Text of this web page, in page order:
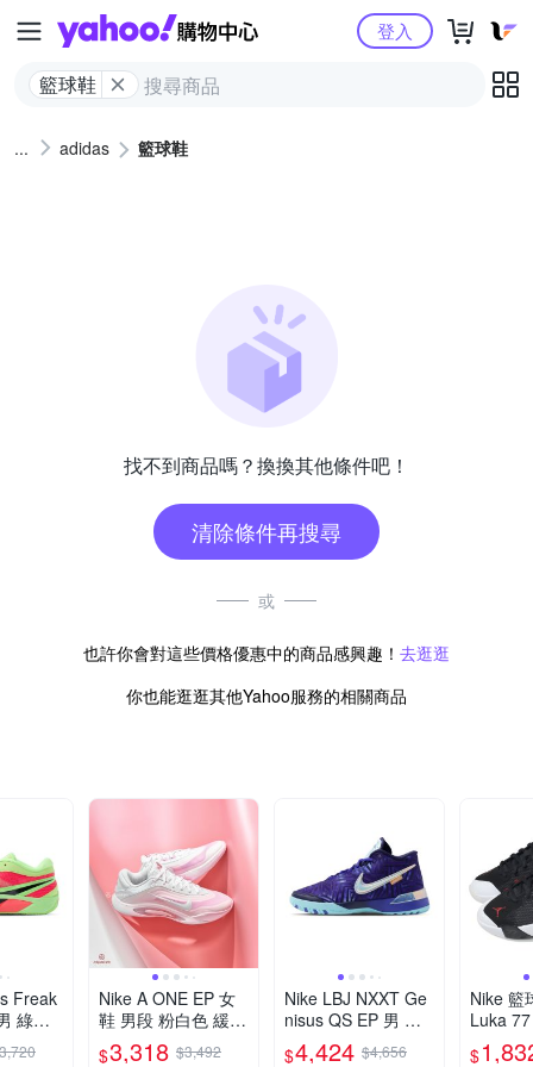
Yahoo購物中心
籃球鞋
登入
adidas 籃球鞋
找不到商品嗎？換換其他條件吧！
清除條件再搜尋
或
也許你會對這些價格優惠中的商品感興趣！ 去逛逛
你也能逛逛其他Yahoo服務的相關商品
Freak
綠粉
覆 緩
Nike A ONE EP 女
鞋 男段 粉白色 緩震
運動 包覆 耐磨 實戰
$3,318 $3,492
Nike LBJ NXXT Ge
nisus QS EP 男 紫
藍 緩震 實戰 包覆
$4,424 $4,656
Nike 籃
Luka
鞋 黑
$